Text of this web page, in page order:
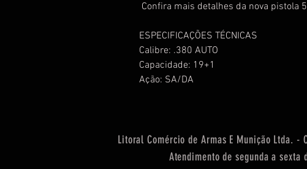
Confira mais detalhes da nova pistola
ESPECIFICAÇÕES TÉCNICAS
Calibre: .380 AUTO
Capacidade: 19+1
Ação: SA/DA
Litoral Comércio de Armas E Munição Ltda. -
Atendimento de segunda a sexta